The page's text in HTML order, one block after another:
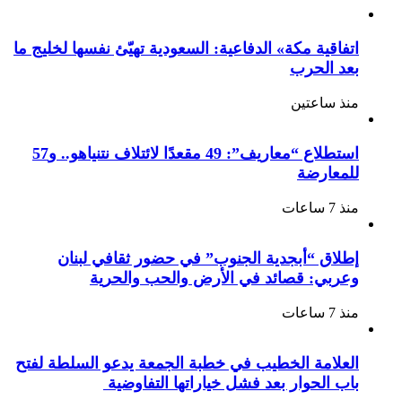
اتفاقية مكة» الدفاعية: السعودية تهيّئ نفسها لخليج ما
بعد الحرب
منذ ساعتين
استطلاع “معاريف”: 49 مقعدًا لائتلاف نتنياهو.. و57
للمعارضة
منذ 7 ساعات
إطلاق “أبجدية الجنوب” في حضور ثقافي لبنان
وعربي: قصائد في الأرض والحب والحرية
منذ 7 ساعات
العلامة الخطيب في خطبة الجمعة يدعو السلطة لفتح
باب الحوار بعد فشل خياراتها التفاوضية